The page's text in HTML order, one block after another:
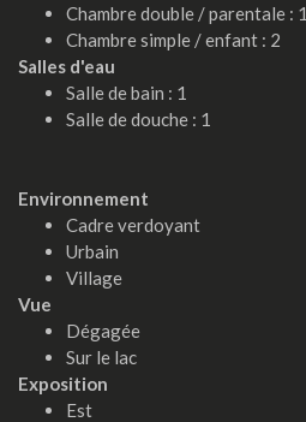
Chambre double / parentale : 1
Chambre simple / enfant : 2
Salles d'eau
Salle de bain : 1
Salle de douche : 1
Environnement
Cadre verdoyant
Urbain
Village
Vue
Dégagée
Sur le lac
Exposition
Est